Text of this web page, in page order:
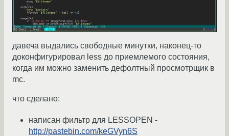
давеча выдались свободные минутки, наконец-то
доконфигурировал less до приемлемого состояния,
когда им можно заменить дефолтный просмотрщик в
mc.
что сделано:
написан фильтр для LESSOPEN -
http://pastebin.com/keGVyn6S